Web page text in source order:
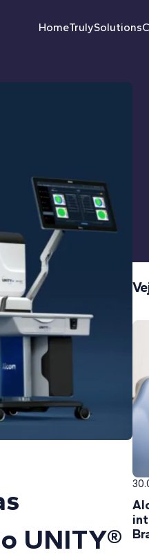
HomeTrulySolutions
UNITY®